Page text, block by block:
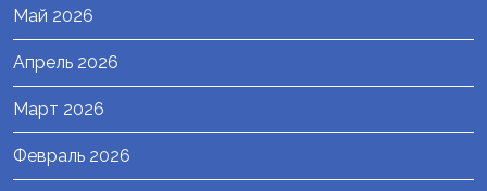
Май 2026
Апрель 2026
Март 2026
Февраль 2026